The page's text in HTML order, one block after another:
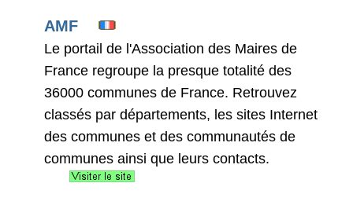
AMF
Le portail de l'Association des Maires de
France regroupe la presque totalité des
36000 communes de France. Retrouvez
classés par départements, les sites Internet
des communes et des communautés de
communes ainsi que leurs contacts.